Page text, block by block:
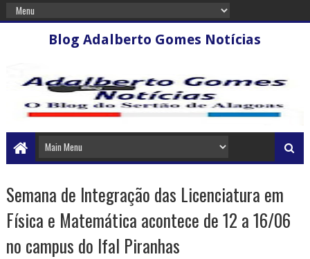
Blog Adalberto Gomes Notícias
Semana de Integração das Licenciatura em
Física e Matemática acontece de 12 a 16/06
no campus do Ifal Piranhas